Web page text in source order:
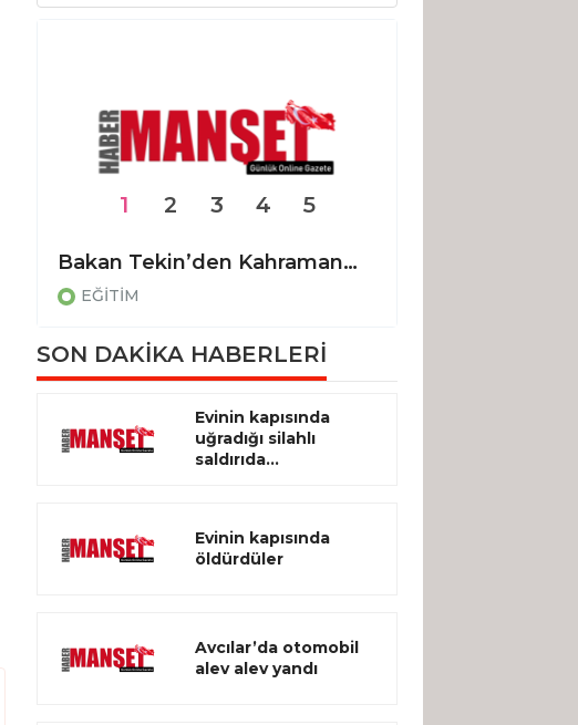
Bakan Tekin’den Kahramanmaraş’taki okul saldırısında hayatını kaybeden öğrenci için taziye mesajı
EĞİTİM
1 2 3 4 5
SON DAKİKA HABERLERİ
Evinin kapısında
uğradığı silahlı
saldırıda...
Evinin kapısında
öldürdüler
Avcılar’da otomobil
alev alev yandı